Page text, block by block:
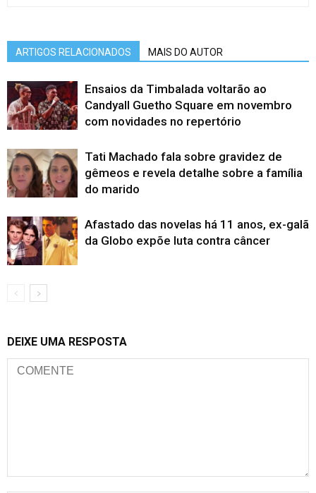
ARTIGOS RELACIONADOS MAIS DO AUTOR
Ensaios da Timbalada voltarão ao
Candyall Guetho Square em novembro
com novidades no repertório
Tati Machado fala sobre gravidez de
gêmeos e revela detalhe sobre a família
do marido
Afastado das novelas há 11 anos, ex-galã
da Globo expõe luta contra câncer
DEIXE UMA RESPOSTA